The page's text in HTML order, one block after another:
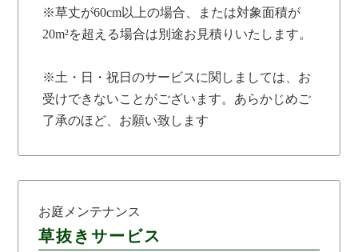
※草丈が60cm以上の場合、または対象面積が
20m²を超える場合は別途お見積りいたします。
※土・日・祝日のサービスに関しましては、お
受けできないことがございます。あらかじめご
了承のほど、お願い致します
お庭メンテナンス
草抜きサービス